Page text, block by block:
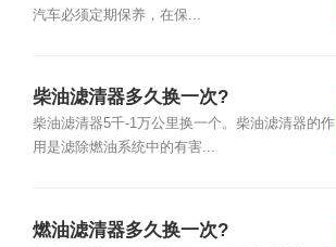
汽车必须定期保养，在保...
柴油滤清器多久换一次?
柴油滤清器5千-1万公里换一个。柴油滤清器的作
用是滤除燃油系统中的有害...
燃油滤清器多久换一次?